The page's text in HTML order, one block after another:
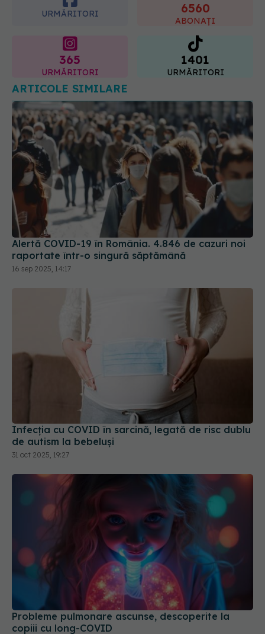
URMĂRITORI 6560
ABONAȚI
365
URMĂRITORI
1401
URMĂRITORI
ARTICOLE SIMILARE
Alertă COVID-19 în România. 4.846 de cazuri noi
raportate într-o singură săptămână
16 sep 2025, 14:17
Infecția cu COVID în sarcină, legată de risc dublu
de autism la bebeluși
31 oct 2025, 19:27
Probleme pulmonare ascunse, descoperite la
copiii cu long-COVID